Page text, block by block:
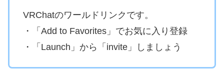
VRChatのワールドリンクです。
・「Add to Favorites」でお気に入り登録
・「Launch」から「invite」しましょう